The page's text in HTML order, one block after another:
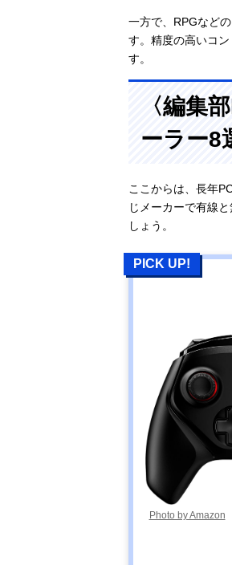
一方で、RPGなど
す。精度の高いコ
す。
〈編集
ーラー8
ここからは、長年
じメーカーで有線
しょう。
PICK UP!
Photo by Amazon